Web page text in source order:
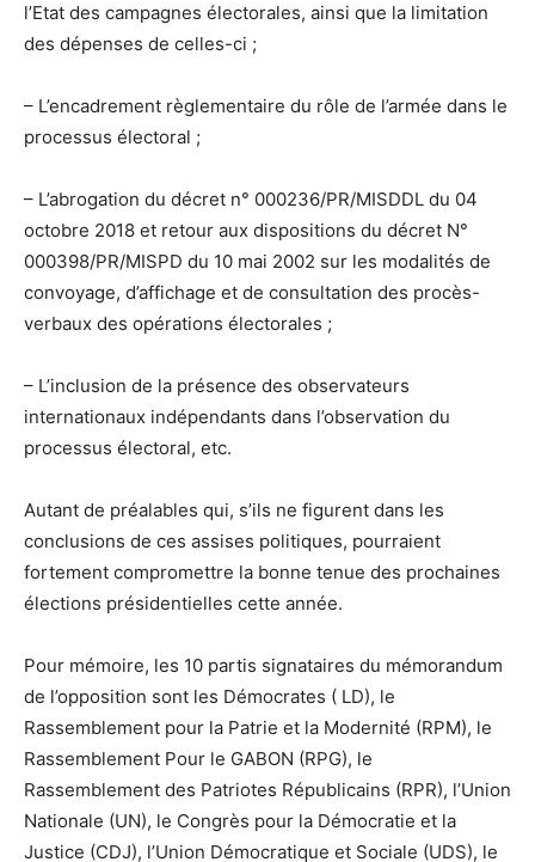
l’Etat des campagnes électorales, ainsi que la limitation
des dépenses de celles-ci ;
– L’encadrement règlementaire du rôle de l’armée dans le
processus électoral ;
– L’abrogation du décret n° 000236/PR/MISDDL du 04
octobre 2018 et retour aux dispositions du décret N°
000398/PR/MISPD du 10 mai 2002 sur les modalités de
convoyage, d’affichage et de consultation des procès-
verbaux des opérations électorales ;
– L’inclusion de la présence des observateurs
internationaux indépendants dans l’observation du
processus électoral, etc.
Autant de préalables qui, s’ils ne figurent dans les
conclusions de ces assises politiques, pourraient
fortement compromettre la bonne tenue des prochaines
élections présidentielles cette année.
Pour mémoire, les 10 partis signataires du mémorandum
de l’opposition sont les Démocrates ( LD), le
Rassemblement pour la Patrie et la Modernité (RPM), le
Rassemblement Pour le GABON (RPG), le
Rassemblement des Patriotes Républicains (RPR), l’Union
Nationale (UN), le Congrès pour la Démocratie et la
Justice (CDJ), l’Union Démocratique et Sociale (UDS), le